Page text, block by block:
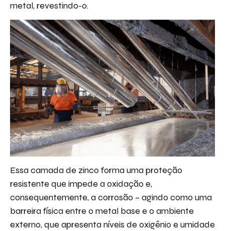
metal, revestindo-o.
Essa camada de zinco forma uma proteção
resistente que impede a oxidação e,
consequentemente, a corrosão – agindo como uma
barreira física entre o metal base e o ambiente
externo, que apresenta níveis de oxigênio e umidade